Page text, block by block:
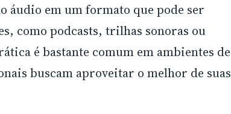
áudio em um formato que pode ser
como podcasts, trilhas sonoras ou
é bastante comum em ambientes de
buscam aproveitar o melhor de suas